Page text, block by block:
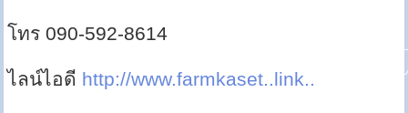
โทร 090-592-8614
ไลน์ไอดี http://www.farmkaset..link..